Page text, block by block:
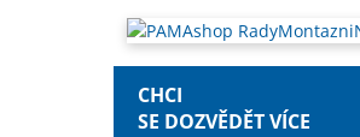
CHCI
SE DOZVĚDĚT VÍCE